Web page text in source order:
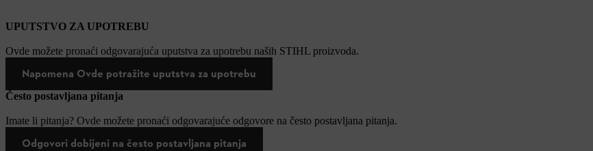
UPUTSTVO ZA UPOTREBU
Ovde možete pronaći odgovarajuća uputstva za upotrebu naših STIHL proizvoda.
Napomena Ovde potražite uputstva za upotrebu
Često postavljana pitanja
Imate li pitanja? Ovde možete pronaći odgovarajuće odgovore na često postavljana pitanja.
Odgovori dobijeni na često postavljana pitanja